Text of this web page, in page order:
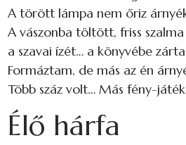
A törött lámpa nem őriz
A vászonba töltött, friss
a szavai ízét… a könyvébe
Formáztam, de más az én
Több száz volt… Más fény-
Élő hárfa